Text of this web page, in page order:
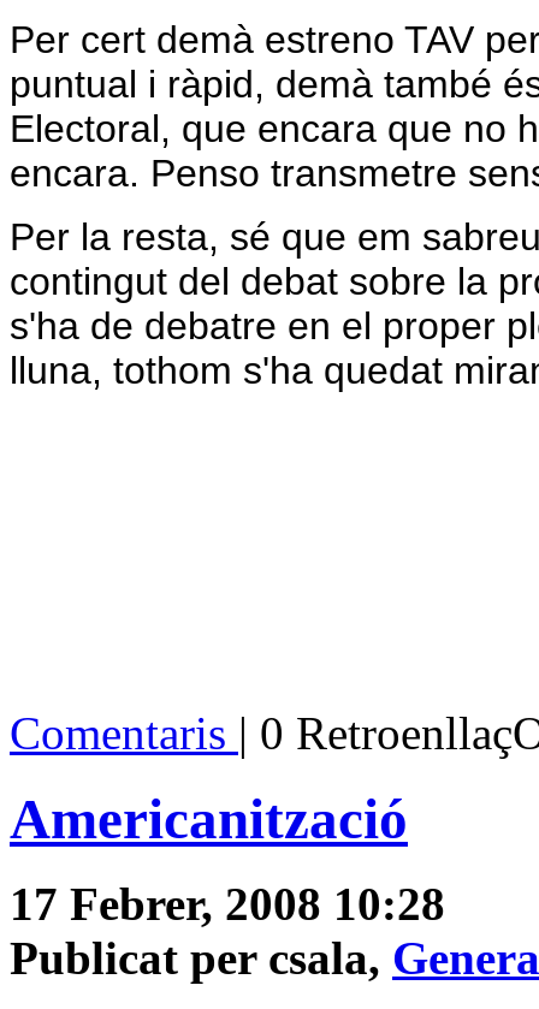
Per cert demà estreno TAV
puntual i ràpid, demà també
Electoral, que encara que no
encara. Penso transmetre
Per la resta, sé que em
contingut del debat sobre la
s'ha de debatre en el proper
lluna, tothom s'ha quedat
Comentaris | 0
Americanització
17 Febrer, 2008 10:28
Publicat per csala,